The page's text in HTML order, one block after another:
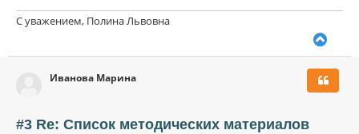
С уважением, Полина Львовна
у
Иванова Марина
#3 Re: Список методических материалов